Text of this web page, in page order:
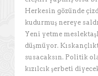
Herkesin gözünde
kudurmuş nereye
Yeni yetme
düşmüyor.
susacaksın. Politik
kızılcık şerbeti